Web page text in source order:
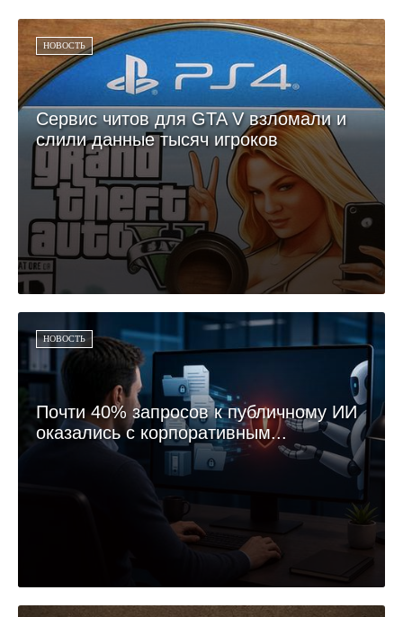
НОВОСТЬ
Сервис читов для GTA V взломали и
слили данные тысяч игроков
НОВОСТЬ
Почти 40% запросов к публичному ИИ
оказались с корпоративным...